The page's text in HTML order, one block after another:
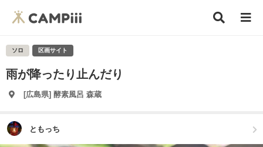
ソロ 区画サイト
雨が降ったり止んだり
[広島県] 酵素風呂 森蔵
ともっち